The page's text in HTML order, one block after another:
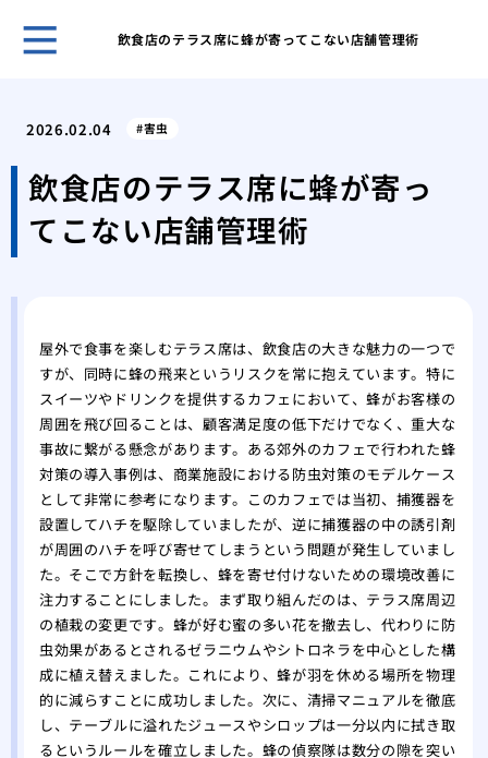
飲食店のテラス席に蜂が寄ってこない店舗管理術
虫
紙
の
エ
ギ
2026.02.04 害虫
飲食店のテラス席に蜂が寄っ
てこない店舗管理術
屋外で食事を楽しむテラス席は、飲食店の大きな魅力の一つで
すが、同時に蜂の飛来というリスクを常に抱えています。特に
スイーツやドリンクを提供するカフェにおいて、蜂がお客様の
周囲を飛び回ることは、顧客満足度の低下だけでなく、重大な
事故に繋がる懸念があります。ある郊外のカフェで行われた蜂
対策の導入事例は、商業施設における防虫対策のモデルケース
として非常に参考になります。このカフェでは当初、捕獲器を
設置してハチを駆除していましたが、逆に捕獲器の中の誘引剤
が周囲のハチを呼び寄せてしまうという問題が発生していまし
た。そこで方針を転換し、蜂を寄せ付けないための環境改善に
注力することにしました。まず取り組んだのは、テラス席周辺
の植栽の変更です。蜂が好む蜜の多い花を撤去し、代わりに防
虫効果があるとされるゼラニウムやシトロネラを中心とした構
成に植え替えました。これにより、蜂が羽を休める場所を物理
的に減らすことに成功しました。次に、清掃マニュアルを徹底
し、テーブルに溢れたジュースやシロップは一分以内に拭き取
るというルールを確立しました。蜂の偵察隊は数分の隙を突い